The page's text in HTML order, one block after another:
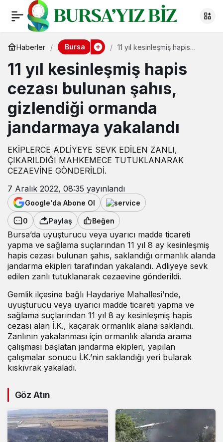
Haberler Bursa
11 yıl kesinleşmiş hapis
gizlendiği ormanda
jandarmaya yakalandı
11 yıl kesinleşmiş hapis
cezası bulunan şahıs,
gizlendiği ormanda
jandarmaya yakalandı
EKİPLERCE ADLİYEYE SEVK EDİLEN ZANLI,
ÇIKARILDIĞI MAHKEMECE TUTUKLANARAK
CEZAEVİNE GÖNDERİLDİ.
7 Aralık 2022, 08:35 yayınlandı
Google'da Abone Ol
0 Paylaş Beğen
Bursa’da uyuşturucu veya uyarıcı madde ticareti
yapma ve sağlama suçlarından 11 yıl 8 ay kesinleşmiş
hapis cezası bulunan şahıs, saklandığı ormanlık alanda
jandarma ekipleri tarafından yakalandı. Adliyeye sevk
edilen zanlı tutuklanarak cezaevine gönderildi.
Gemlik ilçesine bağlı Haydariye Mahallesi’nde,
uyuşturucu veya uyarıcı madde ticareti yapma ve
sağlama suçlarından 11 yıl 8 ay kesinleşmiş hapis
cezası alan İ.K., kaçarak ormanlık alana saklandı.
Zanlının yakalanması için ormanlık alanda arama
çalışması başlatan jandarma ekipleri, yapılan
çalışmalar sonucu İ.K.’nin saklandığı yeri bularak
kıskıvrak yakaladı.
Göz Atın